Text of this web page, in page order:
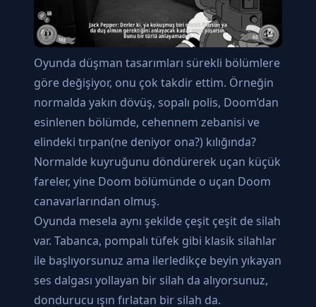
Oyunda düşman tasarımları sürekli bölümlere
göre değişiyor, onu çok takdir ettim. Örneğin
normalda yakın dövüş, sopalı polis, Doom’dan
esinlenen bölümde, cehennem zebanisi ve
elindeki tırpan(ne deniyor ona?) kılığında?
Normalde kuyruğunu döndürerek uçan küçük
fareler, yine Doom bölümünde o uçan Doom
canavarlarından olmuş.
Oyunda mesela aynı şekilde çeşit çeşit de silah
var. Tabanca, pompalı tüfek gibi klasik silahlar
ile başlıyorsunuz ama ilerledikçe beyin yıkayan
ses dalgası yollayan bir silah da alıyorsunuz,
dondurucu ışın fırlatan bir silah da.